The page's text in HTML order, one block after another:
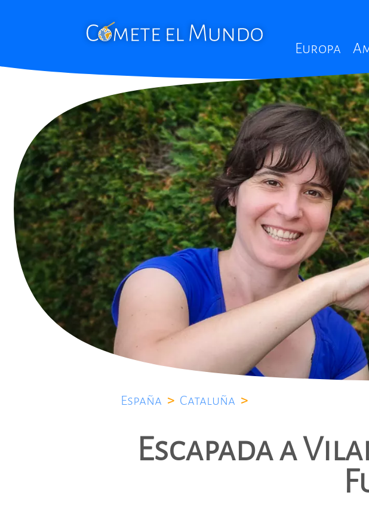
Main
navigation
Europa
España > Cataluña >
Escapada a